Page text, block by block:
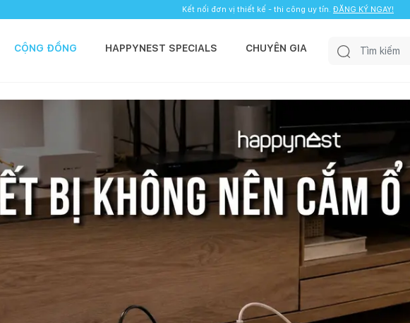
Kết nối đơn vị thiết kế - thi công uy tín. ĐĂNG KÝ NGAY!
CỘNG ĐỒNG HAPPYNEST SPECIALS CHUYÊN GIA